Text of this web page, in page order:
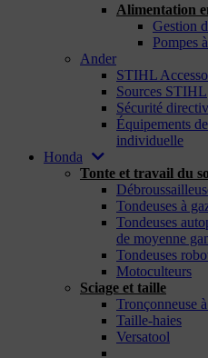
Alimentation
Gestion
Pompes
Ander
STIHL
Sources STIHL
Sécurité
Équipements
individuelle
Honda
Tonte et travail du
Tondeuses à
Tondeuses
de moyenne
Tondeuses
Motoculteurs
Sciage et taille
Tronçonneuse
Taille-haies
Versatool